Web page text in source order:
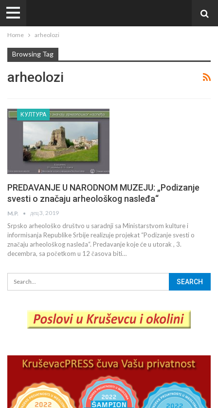
Home arheolozi
Browsing Tag
arheolozi
КУЛТУРА
PREDAVANJE U NARODNOM MUZEJU: „Podizanje
svesti o značaju arheološkog nasleđa“
M.P. дец 3, 2019
Srpsko arheološko društvo u saradnji sa Ministarstvom kulture i
informisanja Republike Srbije realizuje projekat “Podizanje svesti o
značaju arheološkog nasleđa“. Predavanje koje će u utorak , 3.
decembra, sa početkom u 12 časova biti…